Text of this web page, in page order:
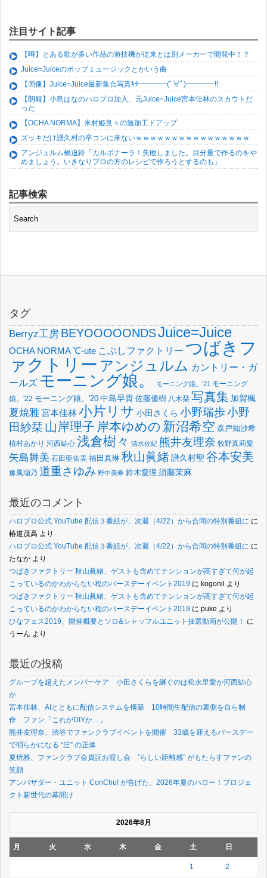
注目サイト記事
【噂】とある歌が多い作品の遊技機が従来とは別メーカーで開発中！？
Juice=Juiceのポップミュージックとかいう曲
【画像】Juice=Juice最新集合写真ｷﾀ━━━━(ﾟ∀ﾟ)━━━━!!
【朗報】小島はなのハロプロ加入、元Juice=Juice宮本佳林のスカウトだ
った
【OCHA NORMA】米村姫良々の無加工ドアップ
ズッキだけ譜久村の卒コンに来ないｗｗｗｗｗｗｗｗｗｗｗｗｗｗｗｗ
アンジュルム橋迫鈴「カルボナーラ！失敗しました。目分量で作るのをや
めましょう。いきなりプロの方のレシピで作ろうとするのも」
記事検索
タグ
Berryz工房 BEYOOOOONDSJuice=Juice
OCHA NORMA℃-ute こぶしファクトリー つばきフ
ァクトリー アンジュルム カントリー・ガ
ールズ モーニング娘。 モーニング娘。'21 モーニング
娘。'22 モーニング娘。'20 中島早貴 佐藤優樹 八木栞 写真集 加賀楓
夏焼雅宮本佳林小片リサ 小田さくら 小野瑞歩小野
田紗栞 山岸理子 岸本ゆめの 新沼希空 森戸知沙希
植村あかり 河西結心 浅倉樹々 清水佐紀 熊井友理奈 牧野真莉愛
矢島舞美 石田亜佑美 福田真琳 秋山眞緒譜久村聖 谷本安美
豫風瑠乃 道重さゆみ 野中美希 鈴木愛理 須藤茉麻
最近のコメント
ハロプロ公式 YouTube 配信３番組が、次週（4/22）から合同の特別番組に に
椿道茂高 より
ハロプロ公式 YouTube 配信３番組が、次週（4/22）から合同の特別番組に に
たなか より
つばきファクトリー 秋山眞緒、ゲストも含めてテンションが高すぎて何が起
こっているのかわからない程のバースデーイベント2019 に kogonil より
つばきファクトリー 秋山眞緒、ゲストも含めてテンションが高すぎて何が起
こっているのかわからない程のバースデーイベント2019 に puke より
ひなフェス2019、開催概要とソロ&シャッフルユニット抽選動画が公開！
に
うーん より
最近の投稿
グループを超えたメンバーケア 小田さくらを継ぐのは松永里愛か河西結心
か
宮本佳林、AIとともに配信システムを構築 10時間生配信の裏側を自ら制
作 ファン「これがDIYか…」
熊井友理奈、渋谷でファンクラブイベントを開催 33歳を迎えるバースデー
で明らかになる “圧” の正体
夏焼雅、ファンクラブ会員証お渡し会 ”らしい距離感” がもたらすファンの
笑顔
アンバサダー・ユニット ConChu! が告げた、2026年夏のハロー！プロジェ
クト新世代の幕開け
2026年8月
月 火 水 木 金 土 日
1 2